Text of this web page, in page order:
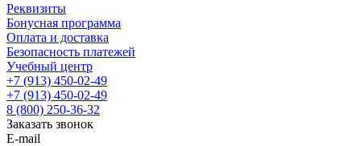
Реквизиты
Бонусная программа
Оплата и доставка
Безопасность платежей
Учебный центр
+7 (913) 450-02-49
+7 (913) 450-02-49
8 (800) 250-36-32
Заказать звонок
E-mail